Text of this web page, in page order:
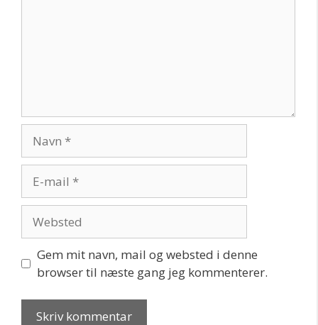
mail
Gem mit navn, mail og websted i denne
browser til næste gang jeg kommenterer.